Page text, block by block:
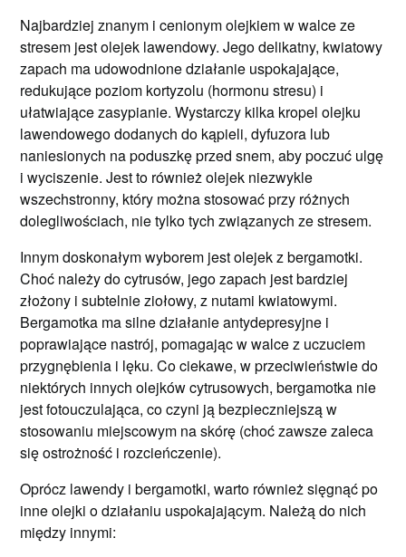
Najbardziej znanym i cenionym olejkiem w walce ze
stresem jest olejek lawendowy. Jego delikatny, kwiatowy
zapach ma udowodnione działanie uspokajające,
redukujące poziom kortyzolu (hormonu stresu) i
ułatwiające zasypianie. Wystarczy kilka kropel olejku
lawendowego dodanych do kąpieli, dyfuzora lub
naniesionych na poduszkę przed snem, aby poczuć ulgę
i wyciszenie. Jest to również olejek niezwykle
wszechstronny, który można stosować przy różnych
dolegliwościach, nie tylko tych związanych ze stresem.
Innym doskonałym wyborem jest olejek z bergamotki.
Choć należy do cytrusów, jego zapach jest bardziej
złożony i subtelnie ziołowy, z nutami kwiatowymi.
Bergamotka ma silne działanie antydepresyjne i
poprawiające nastrój, pomagając w walce z uczuciem
przygnębienia i lęku. Co ciekawe, w przeciwieństwie do
niektórych innych olejków cytrusowych, bergamotka nie
jest fotouczulająca, co czyni ją bezpieczniejszą w
stosowaniu miejscowym na skórę (choć zawsze zaleca
się ostrożność i rozcieńczenie).
Oprócz lawendy i bergamotki, warto również sięgnąć po
inne olejki o działaniu uspokajającym. Należą do nich
między innymi: